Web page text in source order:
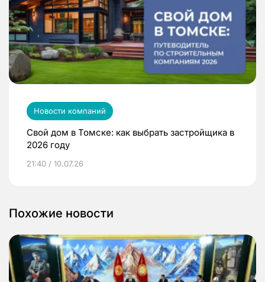
Новости компаний
Свой дом в Томске: как выбрать застройщика в
2026 году
21:40 / 10.07.26
Похожие новости